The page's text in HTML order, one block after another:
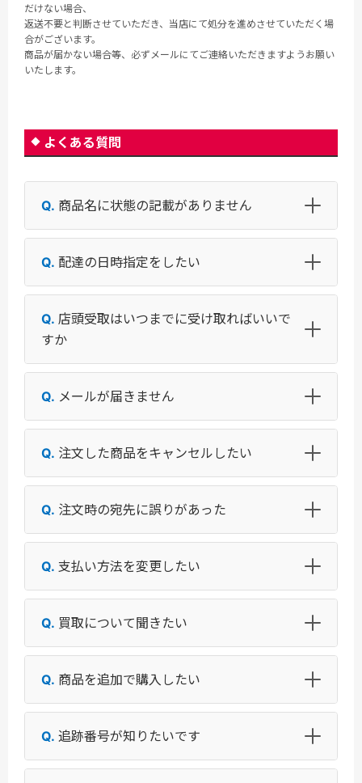
だけない場合、
返送不要と判断させていただき、当店にて処分を進めさせていただく場
合がございます。
商品が届かない場合等、必ずメールにてご連絡いただきますようお願い
いたします。
よくある質問
商品名に状態の記載がありません
配達の日時指定をしたい
店頭受取はいつまでに受け取ればいいで
すか
メールが届きません
注文した商品をキャンセルしたい
注文時の宛先に誤りがあった
支払い方法を変更したい
買取について聞きたい
商品を追加で購入したい
追跡番号が知りたいです